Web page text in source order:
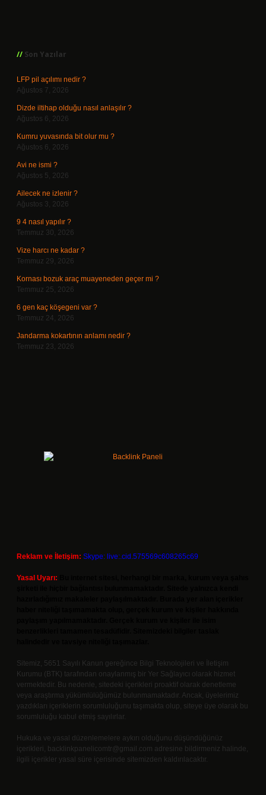
Son Yazılar
LFP pil açılımı nedir ?
Ağustos 7, 2026
Dizde iltihap olduğu nasıl anlaşılır ?
Ağustos 6, 2026
Kumru yuvasında bit olur mu ?
Ağustos 6, 2026
Avi ne ismi ?
Ağustos 5, 2026
Ailecek ne izlenir ?
Ağustos 3, 2026
9 4 nasıl yapılır ?
Temmuz 30, 2026
Vize harcı ne kadar ?
Temmuz 29, 2026
Kornası bozuk araç muayeneden geçer mi ?
Temmuz 25, 2026
6 gen kaç köşegeni var ?
Temmuz 24, 2026
Jandarma kokartının anlamı nedir ?
Temmuz 23, 2026
Reklam ve İletişim: Skype: live:.cid.575569c608265c69
Yasal Uyarı:
Sitemiz, 5651 Sayılı Kanun gereğince Bilgi Teknolojileri ve İletişim
Kurumu (BTK) tarafından onaylanmış bir Yer Sağlayıcı olarak hizmet
vermektedir. Bu nedenle, sitedeki içerikleri proaktif olarak denetleme
veya araştırma yükümlülüğümüz bulunmamaktadır. Ancak, üyelerimiz
yazdıkları içeriklerin sorumluluğunu taşımakta olup, siteye üye olarak bu
sorumluluğu kabul etmiş sayılırlar.
Hukuka ve yasal düzenlemelere aykırı olduğunu düşündüğünüz
içerikleri, backlinkpanelicomtr@gmail.com adresine bildirmeniz halinde,
ilgili içerikler yasal süre içerisinde sitemizden kaldırılacaktır.